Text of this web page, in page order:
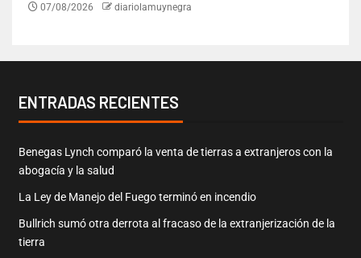
07/08/2026 diariolamuynegra
ENTRADAS RECIENTES
Benegas Lynch comparó la venta de tierras a extranjeros con la
abogacía y la salud
La Ley de Manejo del Fuego terminó en incendio
Bullrich sumó otra derrota al fracaso de la extranjerización de la
tierra